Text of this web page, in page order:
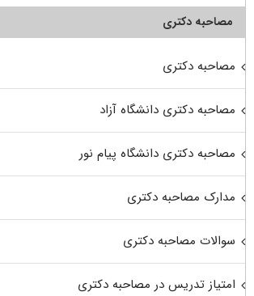
مصاحبه دکتری
مصاحبه دکتری
مصاحبه دکتری دانشگاه آزاد
مصاحبه دکتری دانشگاه پیام نور
مدارک مصاحبه دکتری
سوالات مصاحبه دکتری
امتیاز تدریس در مصاحبه دکتری